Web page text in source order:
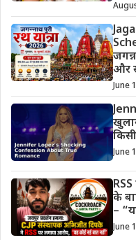
और
June
June
के
–
June